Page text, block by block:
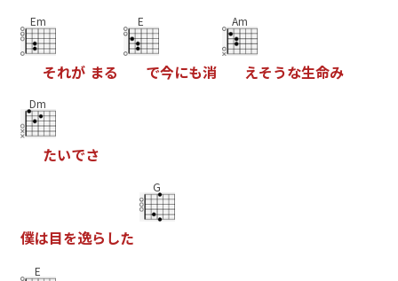
Em
それが まる
E
で今にも消
Am
えそうな生命み
Dm
たいでさ
僕は目を逸ら した
G
E